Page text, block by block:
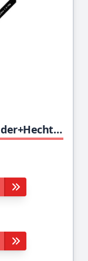
Lieblingsköder Ultraboost Zander+Hecht 2,65m 10-50g - Spinnrute zum Zanderangeln & Hechtangeln, Zanderrute für Gummifische, Gummifischrute, Raubfischrute